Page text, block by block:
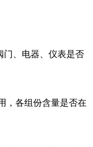
门、电器、仪表是否
，各组份含量是否在